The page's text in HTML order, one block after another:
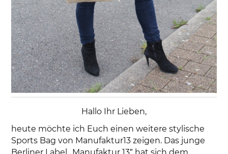
Hallo Ihr Lieben,
heute möchte ich Euch einen weitere stylische
Sports Bag von Manufaktur13 zeigen. Das junge